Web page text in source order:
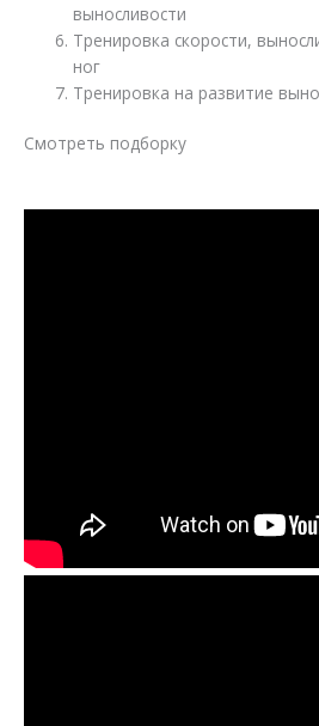
выносливости
Тренировка скорости,
ног
Тренировка на развитие
Смотреть подборку